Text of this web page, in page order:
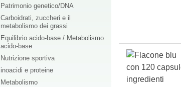
Patrimonio genetico/DNA
Carboidrati, zuccheri e il
metabolismo dei grassi
Equilibrio acido-base / Metabolismo
acido-base
Nutrizione sportiva
inoacidi e proteine
Metabolismo